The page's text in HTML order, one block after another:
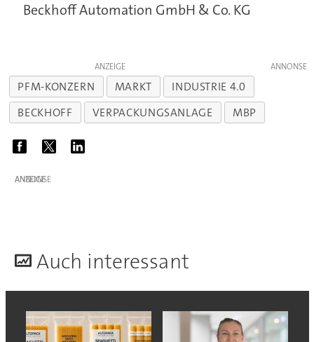
Beckhoff Automation GmbH & Co. KG
ANZEIGE
PFM-KONZERN MARKT
INDUSTRIE 4.0
BECKHOFF
VERPACKUNGSANLAGE MBP
ANZEIGE
Auch interessant